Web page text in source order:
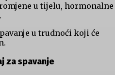
u tijelu, hormonalne
u trudnoći koji će
za spavanje